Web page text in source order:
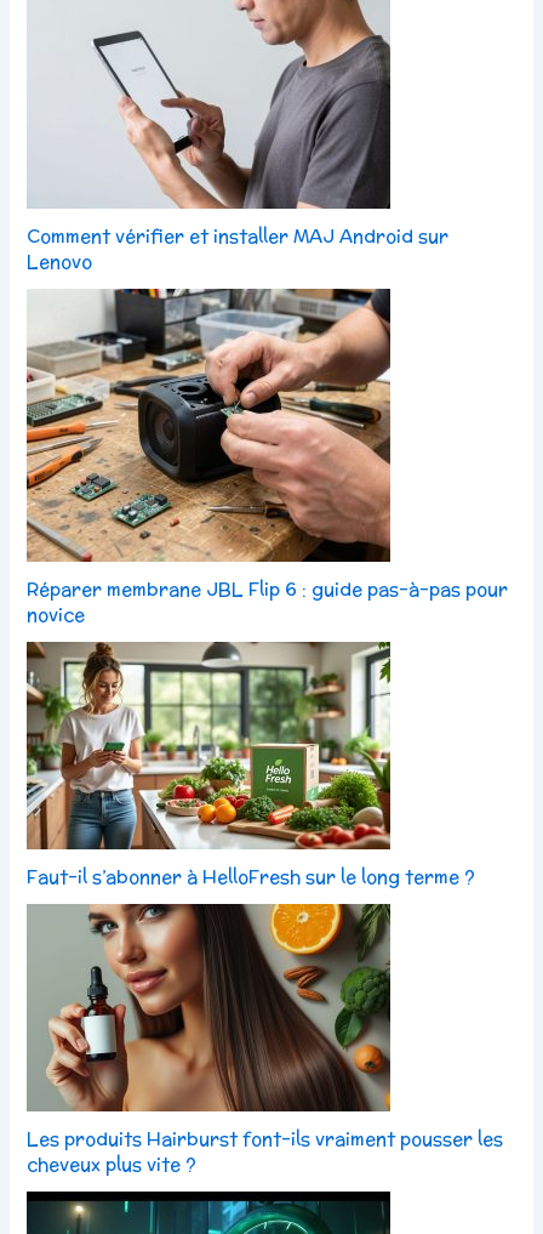
Comment vérifier et installer MAJ Android sur
Lenovo
Réparer membrane JBL Flip 6 : guide pas-à-pas pour
novice
Faut-il s’abonner à HelloFresh sur le long terme ?
Les produits Hairburst font-ils vraiment pousser les
cheveux plus vite ?